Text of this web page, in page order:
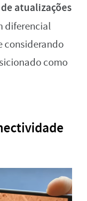
atualizações
diferencial
considerando
como